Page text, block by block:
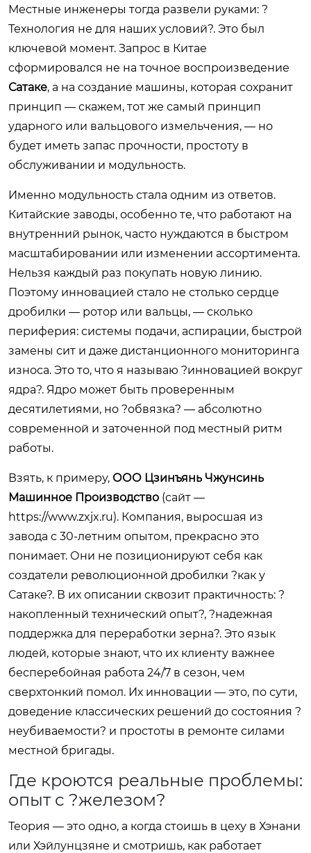
Местные инженеры тогда развели руками: ?
Технология не для наших условий?. Это был
ключевой момент. Запрос в Китае
сформировался не на точное воспроизведение
Сатаке, а на создание машины, которая сохранит
принцип — скажем, тот же самый принцип
ударного или вальцового измельчения, — но
будет иметь запас прочности, простоту в
обслуживании и модульность.
Именно модульность стала одним из ответов.
Китайские заводы, особенно те, что работают на
внутренний рынок, часто нуждаются в быстром
масштабировании или изменении ассортимента.
Нельзя каждый раз покупать новую линию.
Поэтому инновацией стало не столько сердце
дробилки — ротор или вальцы, — сколько
периферия: системы подачи, аспирации, быстрой
замены сит и даже дистанционного мониторинга
износа. Это то, что я называю ?инновацией вокруг
ядра?. Ядро может быть проверенным
десятилетиями, но ?обвязка? — абсолютно
современной и заточенной под местный ритм
работы.
Взять, к примеру, ООО Цзинъянь Чжунсинь
Машинное Производство (сайт —
https://www.zxjx.ru). Компания, выросшая из
завода с 30-летним опытом, прекрасно это
понимает. Они не позиционируют себя как
создатели революционной дробилки ?как у
Сатаке?. В их описании сквозит практичность: ?
накопленный технический опыт?, ?надежная
поддержка для переработки зерна?. Это язык
людей, которые знают, что их клиенту важнее
бесперебойная работа 24/7 в сезон, чем
сверхтонкий помол. Их инновации — это, по сути,
доведение классических решений до состояния ?
неубиваемости? и простоты в ремонте силами
местной бригады.
Где кроются реальные проблемы:
опыт с ?железом?
Теория — это одно, а когда стоишь в цеху в Хэнани
или Хэйлунцзяне и смотришь, как работает